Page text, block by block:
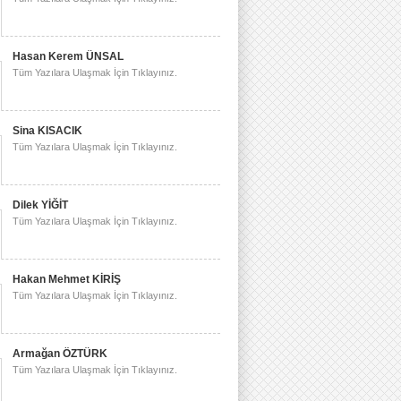
Hasan Kerem ÜNSAL
Tüm Yazılara Ulaşmak İçin Tıklayınız.
Sina KISACIK
Tüm Yazılara Ulaşmak İçin Tıklayınız.
Dilek YİĞİT
Tüm Yazılara Ulaşmak İçin Tıklayınız.
Hakan Mehmet KİRİŞ
Tüm Yazılara Ulaşmak İçin Tıklayınız.
Armağan ÖZTÜRK
Tüm Yazılara Ulaşmak İçin Tıklayınız.